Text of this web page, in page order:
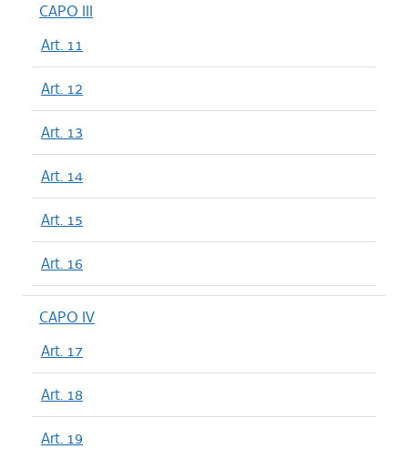
CAPO III
Art. 11
Art. 12
Art. 13
Art. 14
Art. 15
Art. 16
CAPO IV
Art. 17
Art. 18
Art. 19